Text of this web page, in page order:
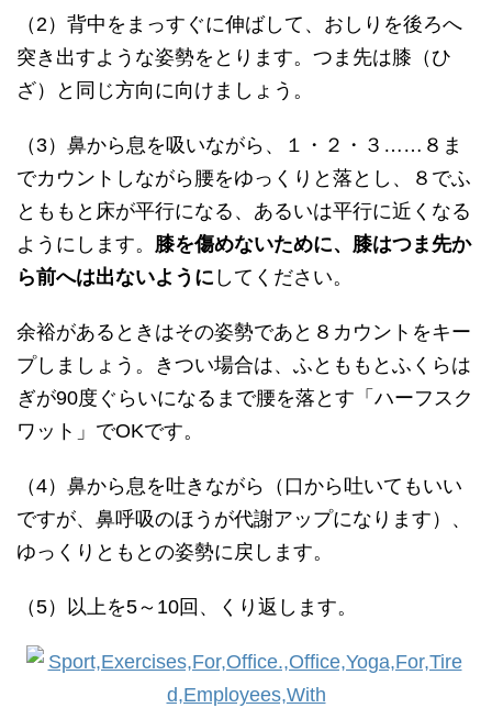
（2）背中をまっすぐに伸ばして、おしりを後ろへ
突き出すような姿勢をとります。つま先は膝（ひ
ざ）と同じ方向に向けましょう。
（3）鼻から息を吸いながら、１・２・３……８ま
でカウントしながら腰をゆっくりと落とし、８でふ
とももと床が平行になる、あるいは平行に近くなる
ようにします。 膝を傷めないために、膝はつま先か
ら前へは出ないように してください。
余裕があるときはその姿勢であと８カウントをキー
プしましょう。きつい場合は、ふとももとふくらは
ぎが90度ぐらいになるまで腰を落とす「ハーフスク
ワット」でOKです。
（4）鼻から息を吐きながら（口から吐いてもいい
ですが、鼻呼吸のほうが代謝アップになります）、
ゆっくりともとの姿勢に戻します。
（5）以上を5～10回、くり返します。